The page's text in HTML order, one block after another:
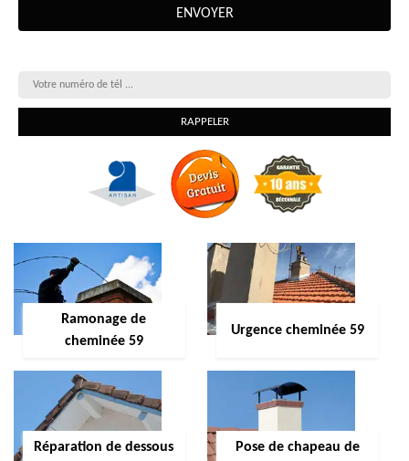
Ramonage de
cheminée 59
Urgence cheminée 59
Réparation de dessous
Pose de chapeau de